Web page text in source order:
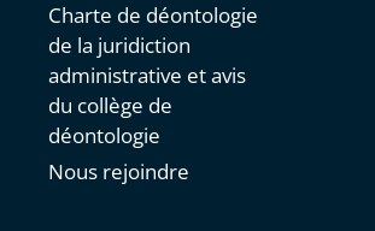
Charte de déontologie
de la juridiction
administrative et avis
du collège de
déontologie
Nous rejoindre